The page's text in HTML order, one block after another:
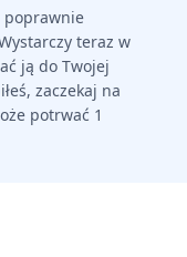
poprawnie
teraz w
ją do Twojej
zaczekaj na
potrwać 1